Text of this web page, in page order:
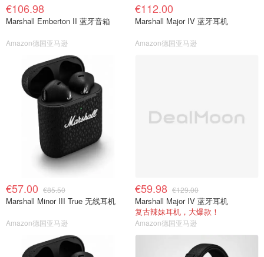
€106.98
Marshall Emberton II 蓝牙音箱
Amazon德国亚马逊
€112.00
Marshall Major IV 蓝牙耳机
Amazon德国亚马逊
€57.00 €85.50
Marshall Minor III True 无线耳机
Amazon德国亚马逊
€59.98 €129.00
Marshall Major IV 蓝牙耳机
复古辣妹耳机，大爆款！
Amazon德国亚马逊